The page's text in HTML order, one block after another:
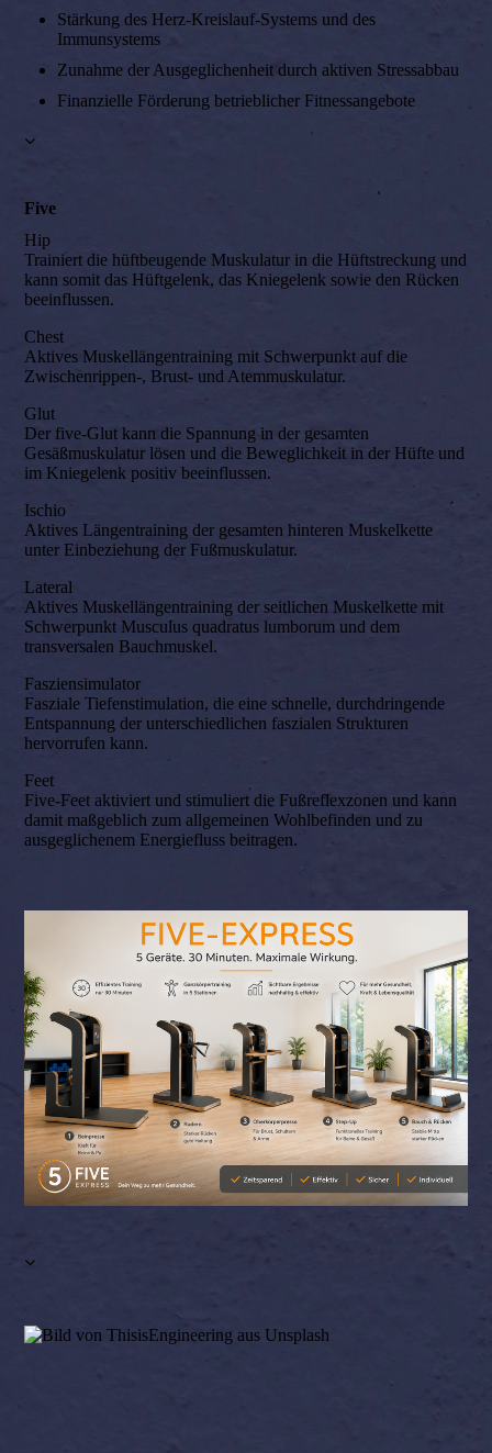
Stärkung des Herz-Kreislauf-Systems und des
Immunsystems
Zunahme der Ausgeglichenheit durch aktiven Stressabbau
Finanzielle Förderung betrieblicher Fitnessangebote
Five
Hip
‍Trainiert die hüftbeugende Muskulatur in die Hüftstreckung und
kann somit das Hüftgelenk, das Kniegelenk sowie den Rücken
beeinflussen.
Chest
‍Aktives Muskellängentraining mit Schwerpunkt auf die
Zwischenrippen-, Brust- und Atemmuskulatur.
Glut
‍Der five-Glut kann die Spannung in der gesamten
Gesäßmuskulatur lösen und die Beweglichkeit in der Hüfte und
im Kniegelenk positiv beeinflussen.
Ischio
‍Aktives Längentraining der gesamten hinteren Muskelkette
unter Einbeziehung der Fußmuskulatur.
Lateral
‍Aktives Muskellängentraining der seitlichen Muskelkette mit
Schwerpunkt Musculus quadratus lumborum und dem
transversalen Bauchmuskel.
Fasziensimulator
‍Fasziale Tiefenstimulation, die eine schnelle, durchdringende
Entspannung der unterschiedlichen faszialen Strukturen
hervorrufen kann.
Feet
Five-Feet aktiviert und stimuliert die Fußreflexzonen und kann
damit maßgeblich zum allgemeinen Wohlbefinden und zu
ausgeglichenem Energiefluss beitragen.